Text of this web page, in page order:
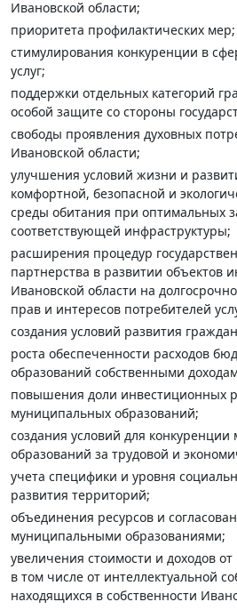
Ивановской области;
приоритета профилактических мер;
стимулирования конкуренции в
услуг;
поддержки отдельных категорий
особой защите со стороны
свободы проявления духовных
Ивановской области;
улучшения условий жизни и
комфортной, безопасной и
среды обитания при оптимальных
соответствующей инфраструктуры;
расширения процедур
партнерства в развитии объектов
Ивановской области на
прав и интересов потребителей
создания условий развития
роста обеспеченности расходов
образований собственными
повышения доли инвестиционных
муниципальных образований;
создания условий для
образований за трудовой и
учета специфики и уровня
развития территорий;
объединения ресурсов и
муниципальными образованиями;
увеличения стоимости и доходов
в том числе от интеллектуальной
находящихся в собственности